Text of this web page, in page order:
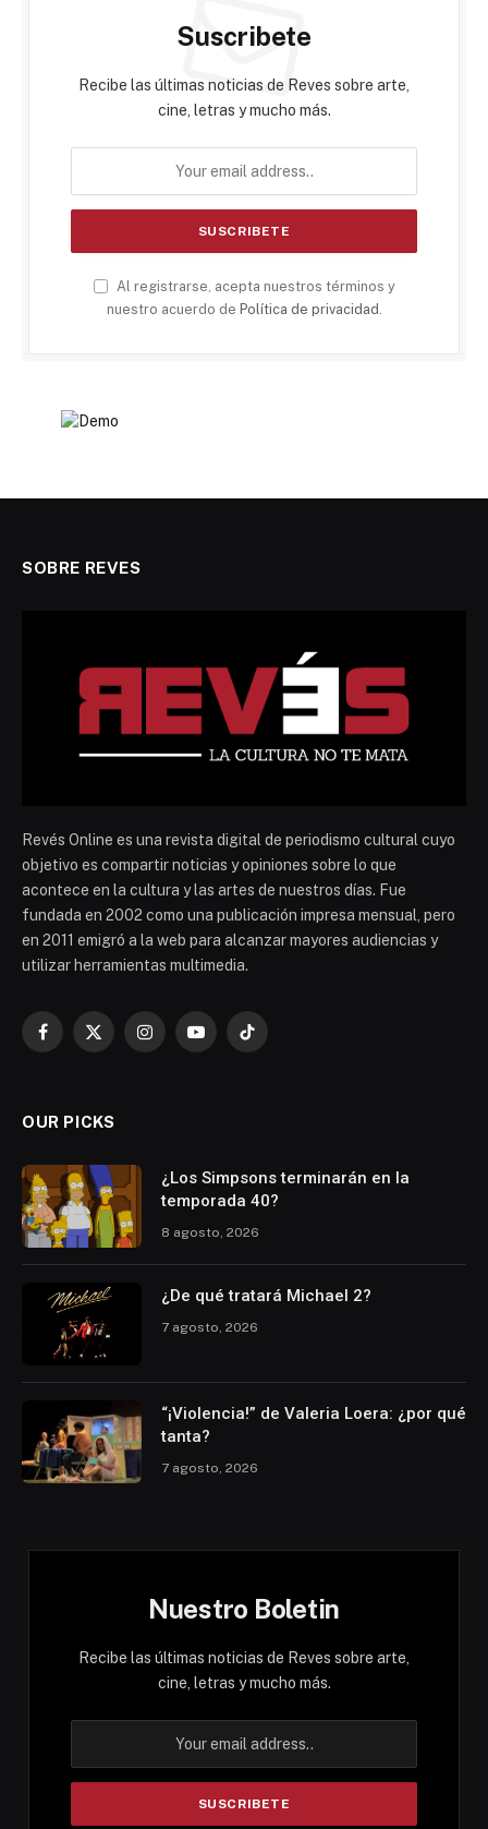
Suscribete
Recibe las últimas noticias de Reves sobre arte,
cine, letras y mucho más.
Al registrarse, acepta nuestros términos y
nuestro acuerdo de Política de privacidad
SOBRE REVES
Revés Online es una revista digital de periodismo cultural cuyo
objetivo es compartir noticias y opiniones sobre lo que
acontece en la cultura y las artes de nuestros días. Fue
fundada en 2002 como una publicación impresa mensual, pero
en 2011 emigró a la web para alcanzar mayores audiencias y
utilizar herramientas multimedia.
Facebook
X
InstagramYouTubeTikTok
OUR PICKS
¿Los Simpsons terminarán en la
temporada 40?
8 agosto, 2026
¿De qué tratará Michael 2?
7 agosto, 2026
“¡Violencia!” de Valeria Loera: ¿por qué
tanta?
7 agosto, 2026
Nuestro Boletin
Recibe las últimas noticias de Reves sobre arte,
cine, letras y mucho más.